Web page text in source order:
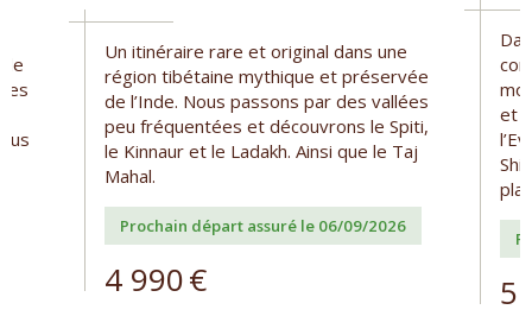
Un itinéraire rare et original dans une
région tibétaine mythique et préservée
de l’Inde. Nous passons par des vallées
peu fréquentées et découvrons le Spiti,
le Kinnaur et le Ladakh. Ainsi que le Taj
Mahal.
Prochain départ assuré le 06/09/2026
4 990€
et
5